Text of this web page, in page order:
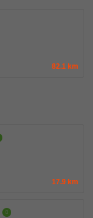
82.1 km
17.9 km